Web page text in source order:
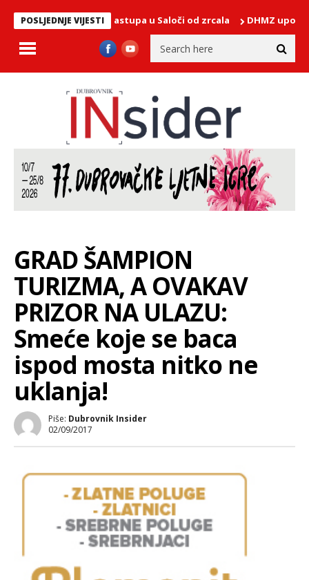
POSLJEDNJE VIJESTI
nastupa u Saloči od zrcala DHMZ upozorava:
GRAD ŠAMPION
TURIZMA, A OVAKAV
PRIZOR NA ULAZU:
Smeće koje se baca
ispod mosta nitko ne
uklanja!
Piše: Dubrovnik Insider
02/09/2017